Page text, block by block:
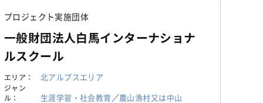
プロジェクト実施団体
一般財団法人白馬インターナショナ
ルスクール
エリア 北アルプスエリア
ジャン
ル
生涯学習・社会教育 ／農山漁村又は中山